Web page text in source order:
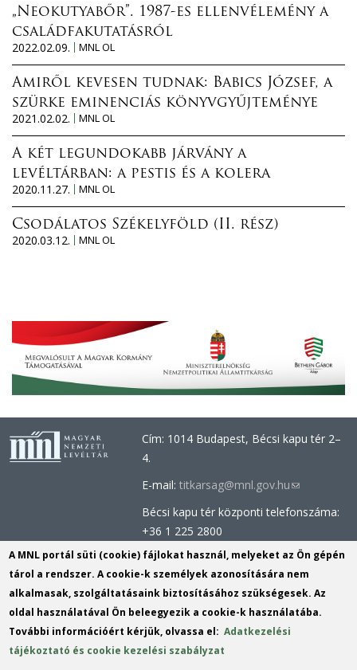
„Neokutyabőr”. 1987-es ellenvélemény a
családfakutatásról
2022.02.09.
MNL OL
Amiről kevesen tudnak: Babics József, a
szürke eminenciás könyvgyűjteménye
2021.02.02.
MNL OL
A két legundokabb járvány a
levéltárban: a pestis és a kolera
2020.11.27.
MNL OL
Csodálatos Székelyföld (II. rész)
2020.03.12.
MNL OL
Cím: 1014 Budapest, Bécsi kapu tér 2–
4.
E-mail:titkarsag@mnl.gov.hu(link
sends
mail)
Bécsi kapu tér központi telefonszáma:
+36 1 225 2800
Óbudai épület központi telefonszáma:
+36 1 437 0660
Információs Iroda (Kutatószolgálat):
info@mnl.gov.hu(link
sends
Tel.: +36 1 225 2843, +36 1 225 2844
Postacím: 1014 Budapest, Bécsi kapu
A MNL portál süti (cookie) fájlokat használ, melyeket az Ön gépén
tárol a rendszer. A cookie-k személyek azonosítására nem
alkalmasak, szolgáltatásaink biztosításához szükségesek. Az
oldal használatával Ön beleegyezik a cookie-k használatába.
További információért kérjük, olvassa el:Adatkezelési
tájékoztató és cookie kezelési szabályzat